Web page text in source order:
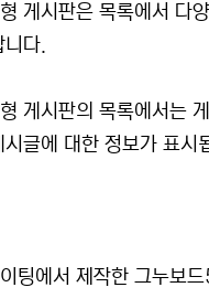
게시판은 목록에서 다
니다.
게시판의 목록에서는
시글에 대한 정보가 표시
팅에서 제작한 그누보